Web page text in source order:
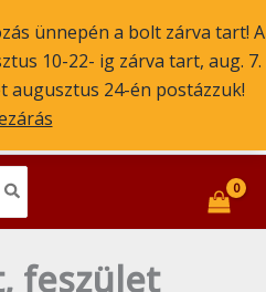
ünnepén a bolt zárva tart! A
10-22- ig zárva tart, aug. 7.
augusztus 24-én postázzuk!
és Kegytárgybolt
Main
feszület